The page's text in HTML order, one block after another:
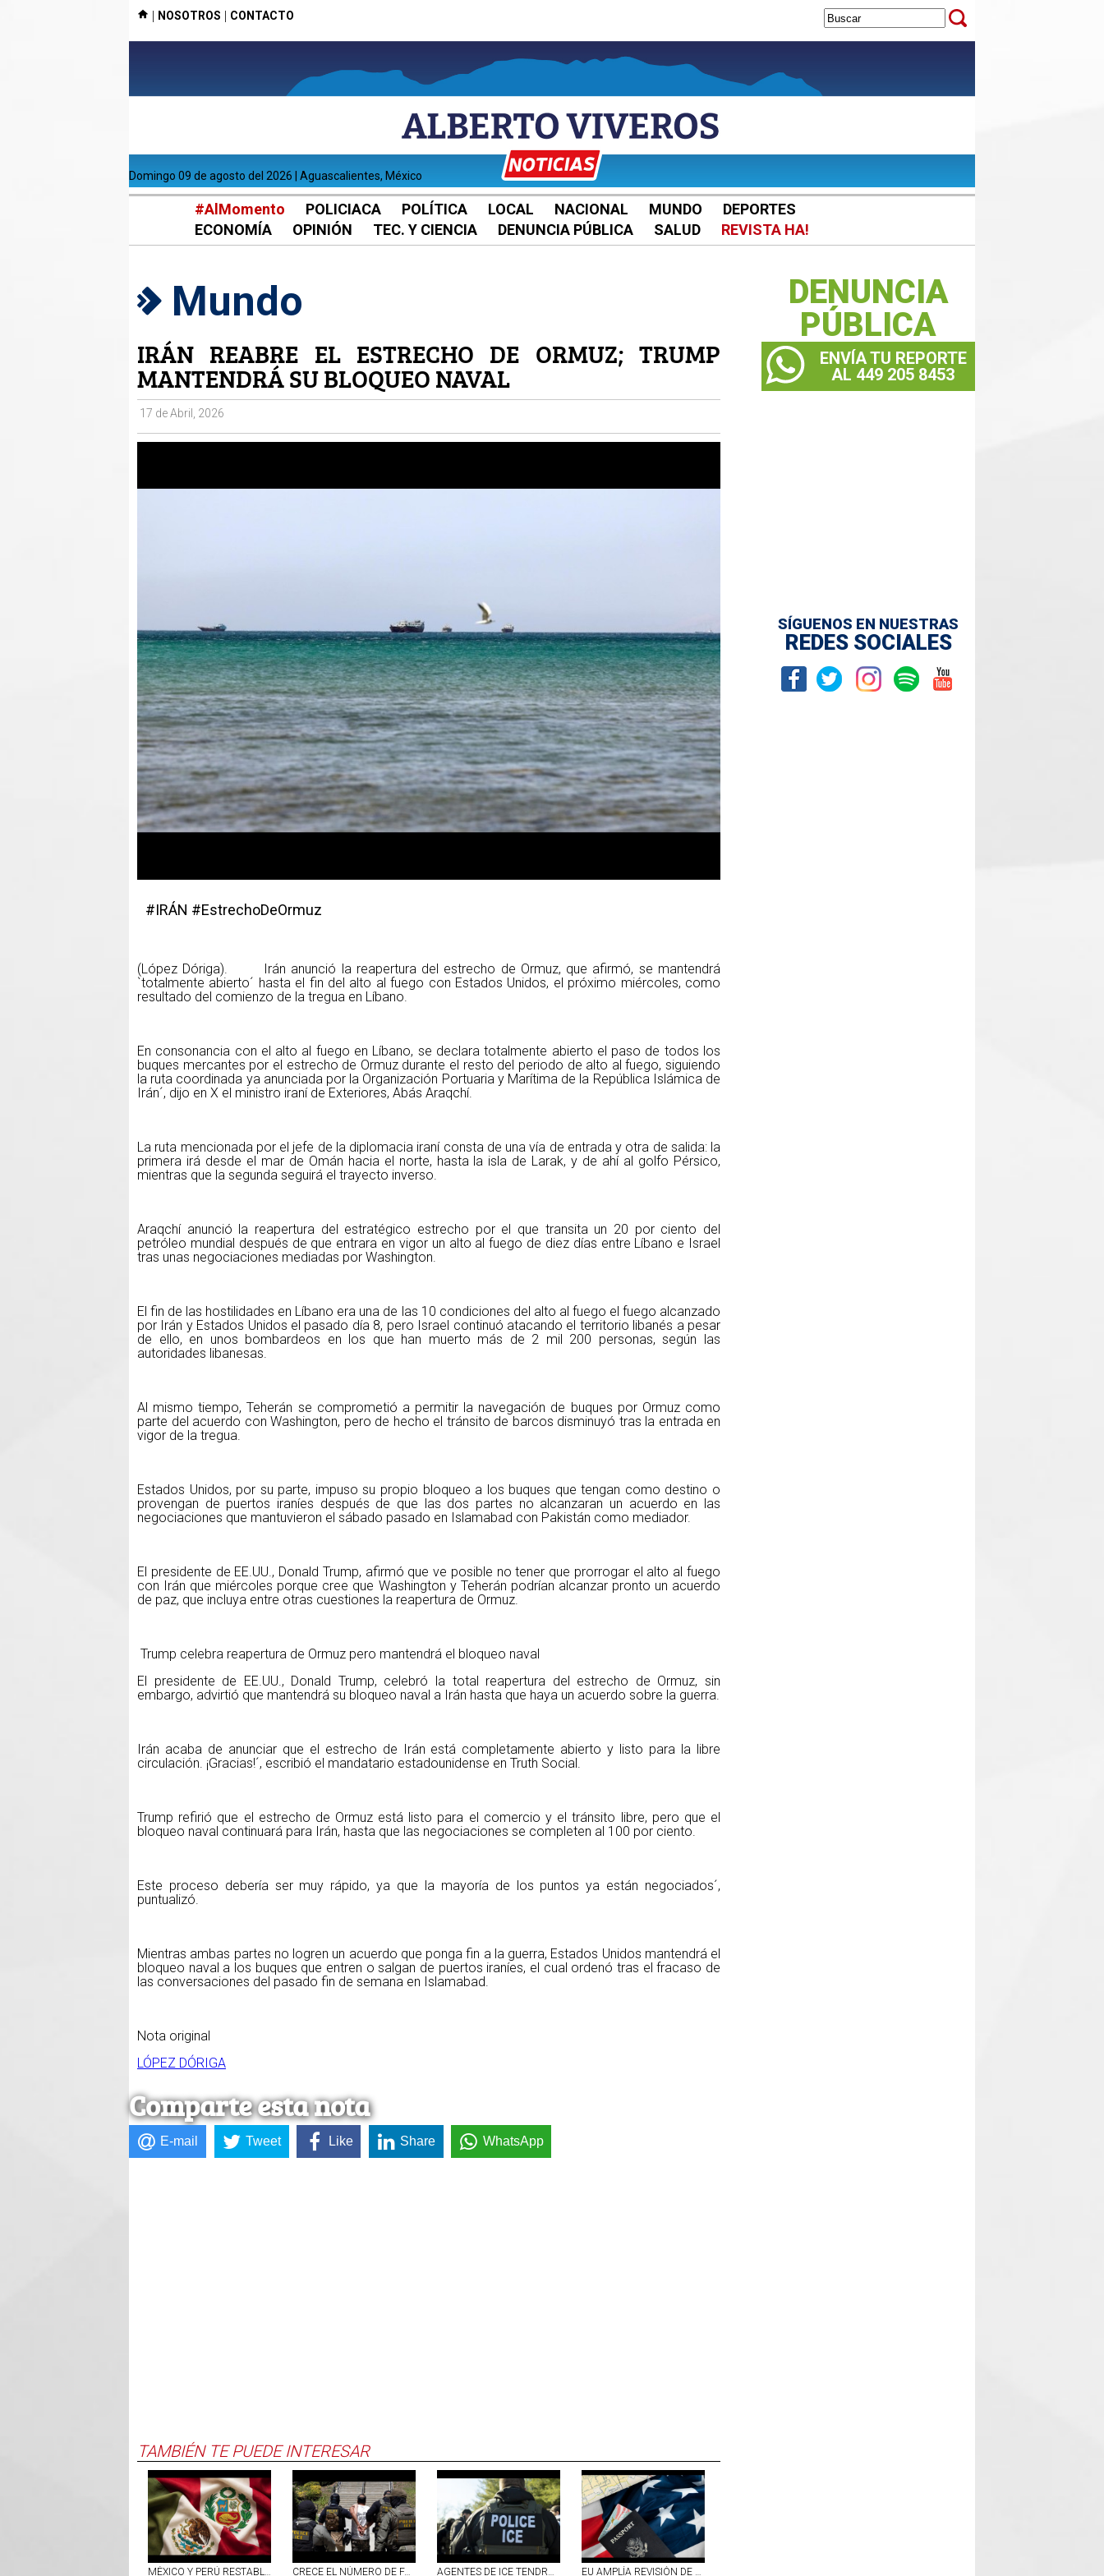
| NOSOTROS | CONTACTO
domingo 09 de agosto del 2026 | Aguascalientes, México
#AlMomento POLICIACA POLÍTICA LOCAL NACIONAL MUNDO
DEPORTES
ECONOMÍA
OPINIÓN TEC. Y CIENCIA DENUNCIA PÚBLICA SALUD REVISTA HA!
Mundo
IRÁN REABRE EL ESTRECHO DE ORMUZ; TRUMP
MANTENDRÁ SU BLOQUEO NAVAL
17 de Abril, 2026
#IRÁN #EstrechoDeOrmuz
(López Dóriga). Irán anunció la reapertura del estrecho de Ormuz, que afirmó, se mantendrá
`totalmente abierto´ hasta el fin del alto al fuego con Estados Unidos, el próximo miércoles, como
resultado del comienzo de la tregua en Líbano.
En consonancia con el alto al fuego en Líbano, se declara totalmente abierto el paso de todos los
buques mercantes por el estrecho de Ormuz durante el resto del periodo de alto al fuego, siguiendo
la ruta coordinada ya anunciada por la Organización Portuaria y Marítima de la República Islámica de
Irán´, dijo en X el ministro iraní de Exteriores, Abás Araqchí.
La ruta mencionada por el jefe de la diplomacia iraní consta de una vía de entrada y otra de salida: la
primera irá desde el mar de Omán hacia el norte, hasta la isla de Larak, y de ahí al golfo Pérsico,
mientras que la segunda seguirá el trayecto inverso.
Araqchí anunció la reapertura del estratégico estrecho por el que transita un 20 por ciento del
petróleo mundial después de que entrara en vigor un alto al fuego de diez días entre Líbano e Israel
tras unas negociaciones mediadas por Washington.
El fin de las hostilidades en Líbano era una de las 10 condiciones del alto al fuego el fuego alcanzado
por Irán y Estados Unidos el pasado día 8, pero Israel continuó atacando el territorio libanés a pesar
de ello, en unos bombardeos en los que han muerto más de 2 mil 200 personas, según las
autoridades libanesas.
Al mismo tiempo, Teherán se comprometió a permitir la navegación de buques por Ormuz como
parte del acuerdo con Washington, pero de hecho el tránsito de barcos disminuyó tras la entrada en
vigor de la tregua.
Estados Unidos, por su parte, impuso su propio bloqueo a los buques que tengan como destino o
provengan de puertos iraníes después de que las dos partes no alcanzaran un acuerdo en las
negociaciones que mantuvieron el sábado pasado en Islamabad con Pakistán como mediador.
El presidente de EE.UU., Donald Trump, afirmó que ve posible no tener que prorrogar el alto al fuego
con Irán que miércoles porque cree que Washington y Teherán podrían alcanzar pronto un acuerdo
de paz, que incluya entre otras cuestiones la reapertura de Ormuz.
Trump celebra reapertura de Ormuz pero mantendrá el bloqueo naval
El presidente de EE.UU., Donald Trump, celebró la total reapertura del estrecho de Ormuz, sin
embargo, advirtió que mantendrá su bloqueo naval a Irán hasta que haya un acuerdo sobre la guerra.
Irán acaba de anunciar que el estrecho de Irán está completamente abierto y listo para la libre
circulación. ¡Gracias!´, escribió el mandatario estadounidense en Truth Social.
Trump refirió que el estrecho de Ormuz está listo para el comercio y el tránsito libre, pero que el
bloqueo naval continuará para Irán, hasta que las negociaciones se completen al 100 por ciento.
Este proceso debería ser muy rápido, ya que la mayoría de los puntos ya están negociados´,
puntualizó.
Mientras ambas partes no logren un acuerdo que ponga fin a la guerra, Estados Unidos mantendrá el
bloqueo naval a los buques que entren o salgan de puertos iraníes, el cual ordenó tras el fracaso de
las conversaciones del pasado fin de semana en Islamabad.
Nota original
LÓPEZ DÓRIGA
Comparte esta nota
E-mail Tweet Like Share WhatsApp
TAMBIÉN TE PUEDE INTERESAR
CRECE EL NÚMERO DE FAMILIAS SEPARADAS POR ICE; 17 MIL DETENIDOS SON PADRES DE NIÑOS ESTADOUNIDENSES
DENUNCIA
PÚBLICA
ENVÍA TU REPORTE
AL 449 205 8453
SÍGUENOS EN NUESTRAS
REDES SOCIALES